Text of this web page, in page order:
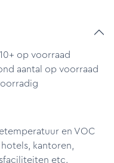
op voorraad
aantal op voorraad
en VOC
kantoren,
etc.